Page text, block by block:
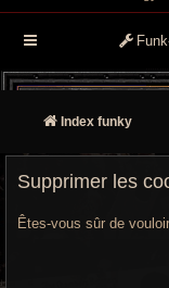
Index funky
Supprimer les
Êtes-vous sûr de